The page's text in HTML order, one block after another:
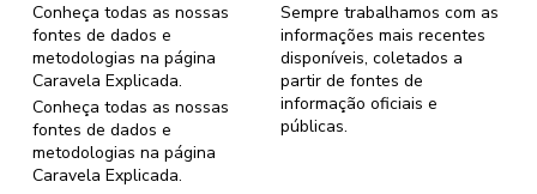
Sempre trabalhamos com as
informações mais recentes
disponíveis, coletados a
partir de fontes de
informação oficiais e
públicas.
Conheça todas as nossas
fontes de dados e
metodologias na página
Caravela Explicada.
Conheça todas as nossas
fontes de dados e
metodologias na página
Caravela Explicada.